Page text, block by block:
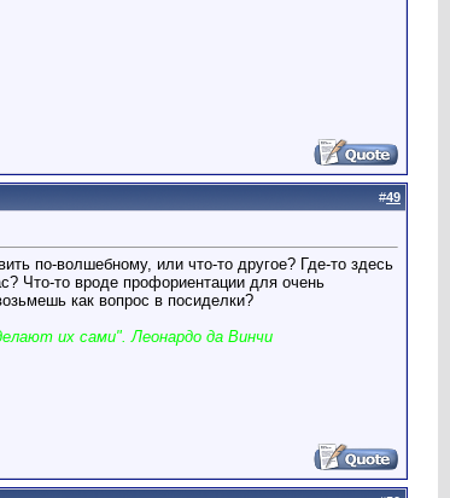
#49
по-волшебному, или что-то другое? Где-то здесь
Что-то вроде профориентации для очень
как вопрос в посиделки?
их сами". Леонардо да Винчи